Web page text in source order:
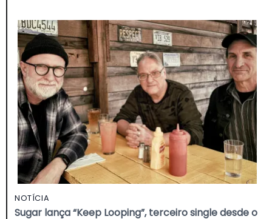
NOTÍCIA
Sugar lança “Keep Looping”, terceiro single desde o